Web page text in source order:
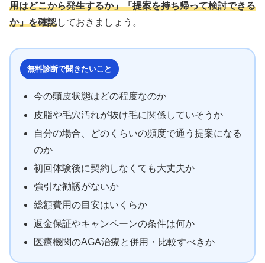
用はどこから発生するか」「提案を持ち帰って検討できる
か」を確認しておきましょう。
無料診断で聞きたいこと
今の頭皮状態はどの程度なのか
皮脂や毛穴汚れが抜け毛に関係していそうか
自分の場合、どのくらいの頻度で通う提案になる
のか
初回体験後に契約しなくても大丈夫か
強引な勧誘がないか
総額費用の目安はいくらか
返金保証やキャンペーンの条件は何か
医療機関のAGA治療と併用・比較すべきか